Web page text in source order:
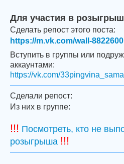
Для участия в
Сделать репост этого поста:
https://m.vk.com/wall-
Вступить в группы или
аккаунтами:
https://vk.com/
Сделали репост:
Из них в группе:
!!! Посмотреть, кто не
розыгрыша !!!